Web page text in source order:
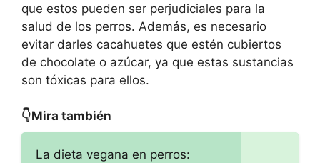
que estos pueden ser perjudiciales para la
salud de los perros. Además, es necesario
evitar darles cacahuetes que estén cubiertos
de chocolate o azúcar, ya que estas sustancias
son tóxicas para ellos.
👇Mira también
La dieta vegana en perros: